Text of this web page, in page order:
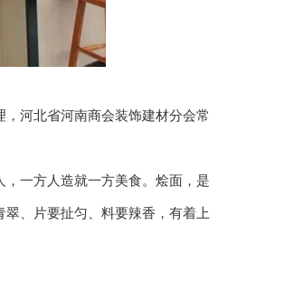
河北省河南商会装饰建材分会常
一方人造就一方美食。烩面，是
、片要扯匀、料要辣香，有着上